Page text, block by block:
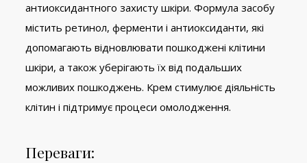
антиоксидантного захисту шкіри. Формула засобу
містить ретинол, ферменти і антиоксиданти, які
допомагають відновлювати пошкоджені клітини
шкіри, а також уберігають їх від подальших
можливих пошкоджень. Крем стимулює діяльність
клітин і підтримує процеси омолодження.
Переваги: